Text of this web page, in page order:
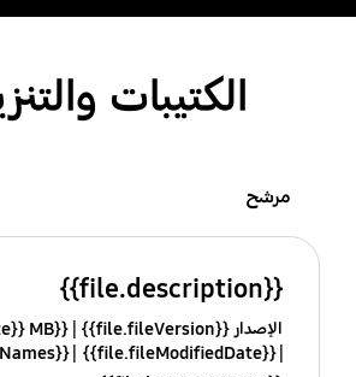
الكتيبات
مرشح
{{file.description}}
الإصدار {{file.fileVersion}}
{{file.fileSize}} MB
{{file.fileModifiedDate}}
{{file.osNames}}